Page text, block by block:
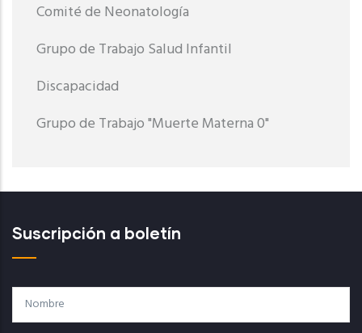
Comité de Neonatología
Grupo de Trabajo Salud Infantil
Discapacidad
Grupo de Trabajo "Muerte Materna 0"
Suscripción a boletín
Nombre